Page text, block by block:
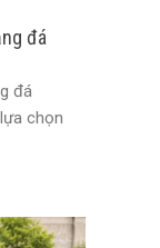
đá
đá
chọn